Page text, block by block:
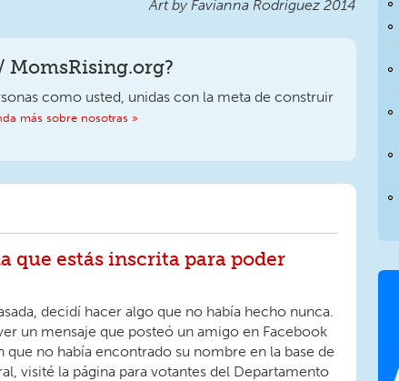
Art by Favianna Rodriguez 2014
MomsRising.org?
como usted, unidas con la meta de construir
más sobre nosotras »
que estás inscrita para poder
decidí hacer algo que no había hecho nunca.
un mensaje que posteó un amigo en Facebook
que no había encontrado su nombre en la base de
visité la página para votantes del Departamento